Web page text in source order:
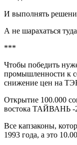
И выполнять
А не шарахаться
***
Чтобы победить
промышленности к
снижение цен на
Открытие 100.000
востока ТАЙВАНЬ -2
Все капзаконы,
1993 года, а это